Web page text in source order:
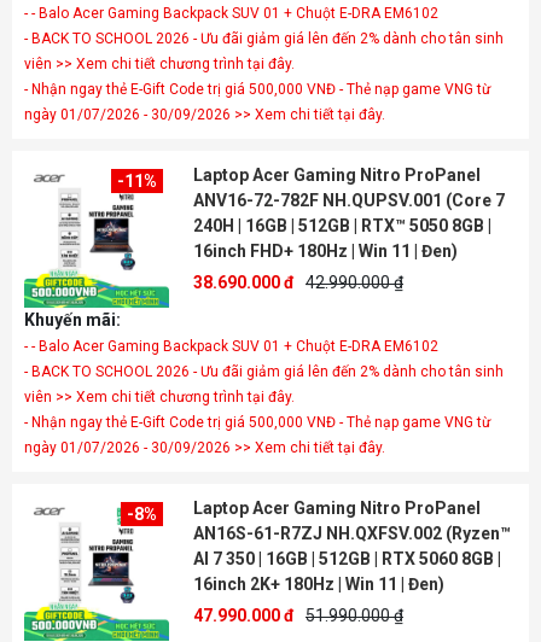
- - Balo Acer Gaming Backpack SUV 01 + Chuột E-DRA EM6102
- BACK TO SCHOOL 2026 - Ưu đãi giảm giá lên đến 2% dành cho tân sinh
viên >> Xem chi tiết chương trình tại đây.
- Nhận ngay thẻ E-Gift Code trị giá 500,000 VNĐ - Thẻ nạp game VNG từ
ngày 01/07/2026 - 30/09/2026 >> Xem chi tiết tại đây.
-11%
Laptop Acer Gaming Nitro ProPanel
ANV16-72-782F NH.QUPSV.001 (Core 7
240H | 16GB | 512GB | RTX™ 5050 8GB |
16inch FHD+ 180Hz | Win 11 | Đen)
38.690.000 đ 42.990.000 ₫
Khuyến mãi:
- - Balo Acer Gaming Backpack SUV 01 + Chuột E-DRA EM6102
- BACK TO SCHOOL 2026 - Ưu đãi giảm giá lên đến 2% dành cho tân sinh
viên >> Xem chi tiết chương trình tại đây.
- Nhận ngay thẻ E-Gift Code trị giá 500,000 VNĐ - Thẻ nạp game VNG từ
ngày 01/07/2026 - 30/09/2026 >> Xem chi tiết tại đây.
-8%
Laptop Acer Gaming Nitro ProPanel
AN16S-61-R7ZJ NH.QXFSV.002 (Ryzen™
AI 7 350 | 16GB | 512GB | RTX 5060 8GB |
16inch 2K+ 180Hz | Win 11 | Đen)
47.990.000 đ 51.990.000 ₫